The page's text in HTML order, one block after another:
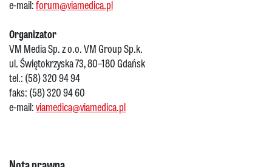
e-mail:forum@viamedica.pl
Organizator
VM Media Sp. z o.o. VM Group Sp.k.
ul. Świętokrzyska 73, 80–180 Gdańsk
tel.: (58) 320 94 94
faks: (58) 320 94 60
e-mail:viamedica@viamedica.pl